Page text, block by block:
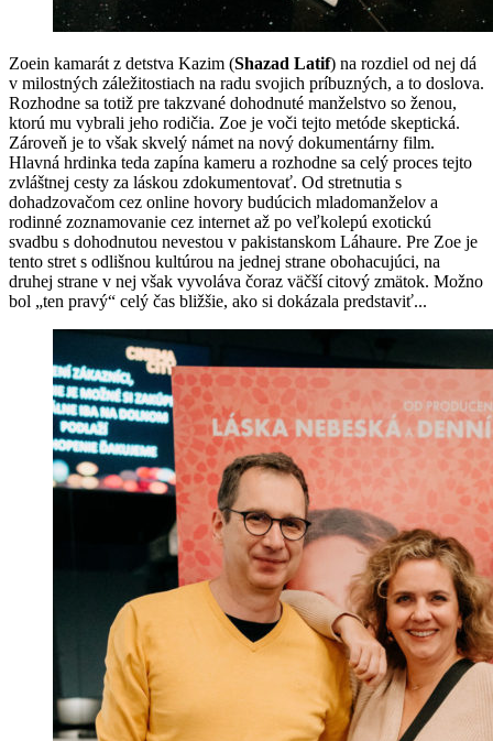
Zoein kamarát z detstva Kazim (Shazad Latif) na rozdiel od nej dá
v milostných záležitostiach na radu svojich príbuzných, a to doslova.
Rozhodne sa totiž pre takzvané dohodnuté manželstvo so ženou,
ktorú mu vybrali jeho rodičia. Zoe je voči tejto metóde skeptická.
Zároveň je to však skvelý námet na nový dokumentárny film.
Hlavná hrdinka teda zapína kameru a rozhodne sa celý proces tejto
zvláštnej cesty za láskou zdokumentovať. Od stretnutia s
dohadzovačom cez online hovory budúcich mladomanželov a
rodinné zoznamovanie cez internet až po veľkolepú exotickú
svadbu s dohodnutou nevestou v pakistanskom Láhaure. Pre Zoe je
tento stret s odlišnou kultúrou na jednej strane obohacujúci, na
druhej strane v nej však vyvoláva čoraz väčší citový zmätok. Možno
bol „ten pravý“ celý čas bližšie, ako si dokázala predstaviť...